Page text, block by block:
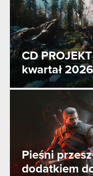
CD
kwartał
Pieśni
dodatkiem